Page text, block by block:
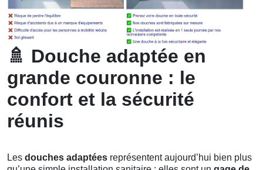
🚿 Douche adaptée en
grande couronne : le
confort et la sécurité
réunis
Les douches adaptées représentent aujourd’hui bien plus